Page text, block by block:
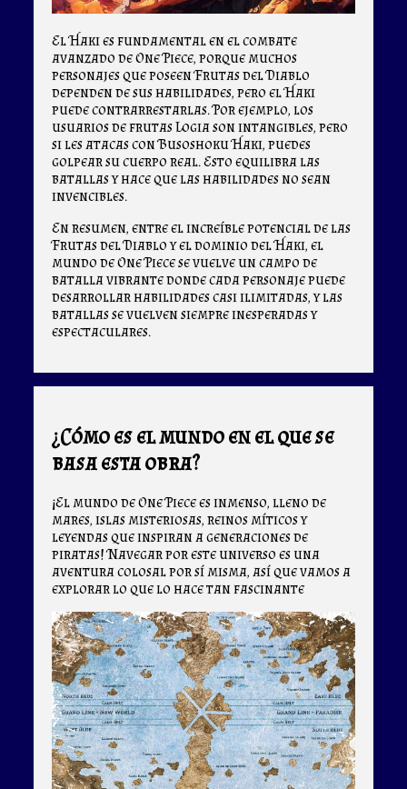
El Haki es fundamental en el combate
avanzado de One Piece, porque muchos
personajes que poseen Frutas del Diablo
dependen de sus habilidades, pero el Haki
puede contrarrestarlas. Por ejemplo, los
usuarios de frutas Logia son intangibles, pero
si les atacas con Busoshoku Haki, puedes
golpear su cuerpo real. Esto equilibra las
batallas y hace que las habilidades no sean
invencibles.
En resumen, entre el increíble potencial de las
Frutas del Diablo y el dominio del Haki, el
mundo de One Piece se vuelve un campo de
batalla vibrante donde cada personaje puede
desarrollar habilidades casi ilimitadas, y las
batallas se vuelven siempre inesperadas y
espectaculares.
¿Cómo es el mundo en el que se
basa esta obra?
¡El mundo de One Piece es inmenso, lleno de
mares, islas misteriosas, reinos míticos y
leyendas que inspiran a generaciones de
piratas! Navegar por este universo es una
aventura colosal por sí misma, así que vamos a
explorar lo que lo hace tan fascinante